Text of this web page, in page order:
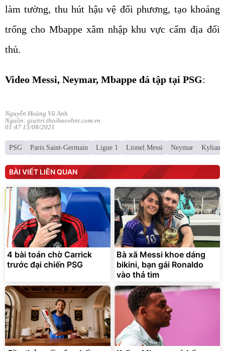
làm tường, thu hút hậu vệ đối phương, tạo khoảng
trống cho Mbappe xâm nhập khu vực cấm địa đối
thủ.
Video Messi, Neymar, Mbappe đá tập tại PSG:
Nguyễn Hoàng Vũ Anh
Nguồn: giaitri.thoibaovhnt.com.vn
01:47 15/08/2021
PSG Paris Saint‑Germain Ligue 1 Lionel Messi Neymar Kylian
BÀI VIẾT LIÊN QUAN
4 bài toán chờ Carrick
trước đại chiến PSG
Bà xã Messi khoe dáng
bikini, bạn gái Ronaldo
vào thả tim